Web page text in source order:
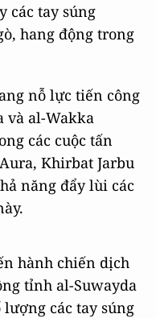
các tay súng
hang động trong
nỗ lực tiến công
và al-Wakka
các cuộc tấn
Khirbat Jarbu
năng đẩy lùi các
hành chiến dịch
tỉnh al-Suwayda
lượng các tay súng